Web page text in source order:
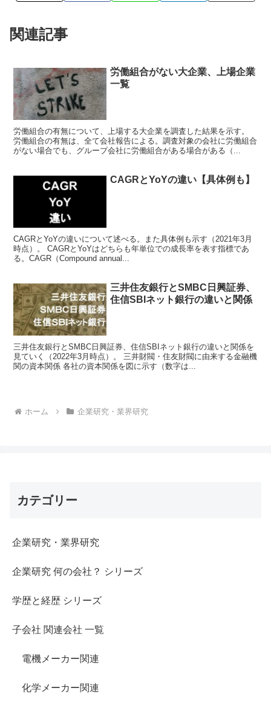
関連記事
労働組合がない大企業、上場企業
一覧
労働組合の有無について、上場する大企業を調査した結果を示す。
労働組合の有無は、全て会社報告による。調査対象の会社に労働組合
がない場合でも、グループ会社に労働組合がある場合がある（...
CAGRとYoYの違い【具体例も】
CAGRとYoYの違いについて述べる。また具体例も示す（2021年3月
時点）。 CAGRとYoYはどちらも年単位での成長率を表す指標であ
る。CAGR（Compound annual...
三井住友銀行とSMBC日興証券、
住信SBIネット銀行の違いと関係
三井住友銀行とSMBC日興証券、住信SBIネット銀行の違いと関係を
見ていく（2022年3月時点）。 三井財閥・住友財閥に由来する金融機
関の資本関係 各社の資本関係を図に示す（数字は...
ホーム 企業研究・業界研究
カテゴリー
企業研究・業界研究
企業研究 何の会社？ シリーズ
学歴と経歴 シリーズ
子会社 関連会社 一覧
電機メーカー関連
化学メーカー関連